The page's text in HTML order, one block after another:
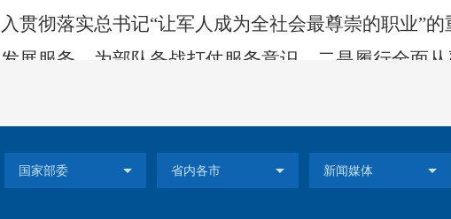
入贯彻落实总书记“让军人成为全社会最尊崇的职业”
发展服务、为部队备战打仗服务意识。
二是履行全面
举旗亮剑。三是贯彻落实新时代党的组织路线，提高
好党建是最大政绩的理念，将党建工作与退役军人工